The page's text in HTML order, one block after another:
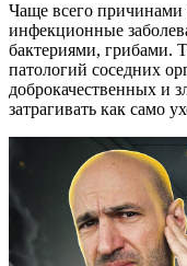
Чаще всего причинами
инфекционные
бактериями, грибами.
патологий соседних
доброкачественных и
затрагивать как само